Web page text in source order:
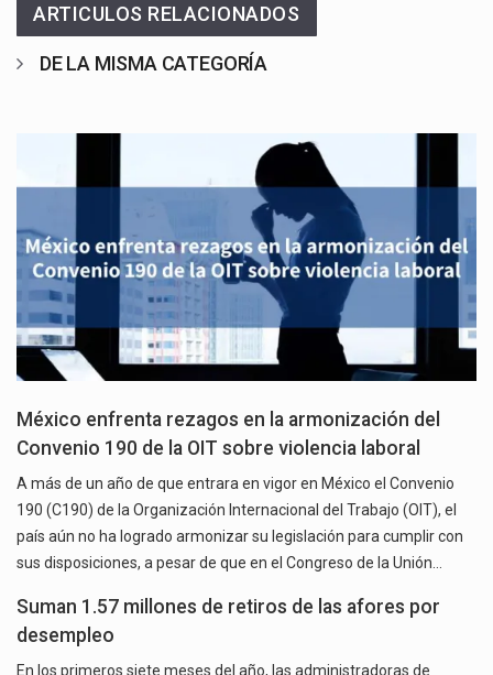
ARTICULOS RELACIONADOS
DE LA MISMA CATEGORÍA
México enfrenta rezagos en la armonización del
Convenio 190 de la OIT sobre violencia laboral
A más de un año de que entrara en vigor en México el Convenio
190 (C190) de la Organización Internacional del Trabajo (OIT), el
país aún no ha logrado armonizar su legislación para cumplir con
sus disposiciones, a pesar de que en el Congreso de la Unión…
Suman 1.57 millones de retiros de las afores por
desempleo
En los primeros siete meses del año, las administradoras de